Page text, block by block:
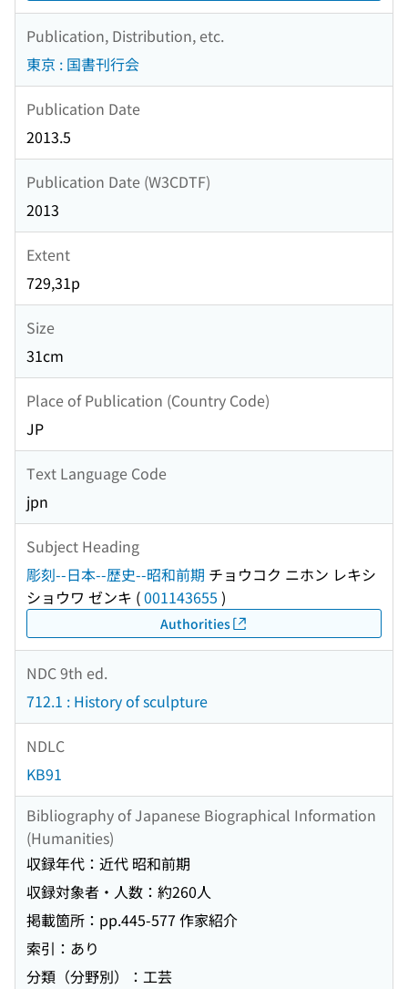
Publication, Distribution, etc.
東京 : 国書刊行会
Publication Date
2013.5
Publication Date (W3CDTF)
2013
Extent
729,31p
Size
31cm
Place of Publication (Country Code)
JP
Text Language Code
jpn
Subject Heading
彫刻--日本--歴史--昭和前期 チョウコク ニホン レキシ
ショウワ ゼンキ (001143655 )
Authorities
NDC 9th ed.
712.1 : History of sculpture
NDLC
KB91
Bibliography of Japanese Biographical Information
(Humanities)
収録年代：近代 昭和前期
収録対象者・人数：約260人
掲載箇所：pp.445-577 作家紹介
索引：あり
分類（分野別）：工芸